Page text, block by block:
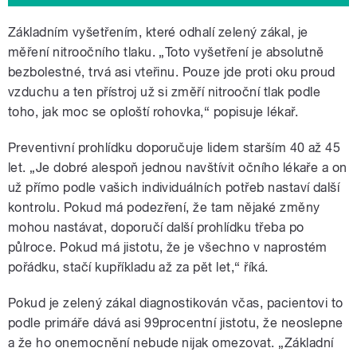
Základním vyšetřením, které odhalí zelený zákal, je
měření nitroočního tlaku. „Toto vyšetření je absolutně
bezbolestné, trvá asi vteřinu. Pouze jde proti oku proud
vzduchu a ten přístroj už si změří nitrooční tlak podle
toho, jak moc se oploští rohovka,“ popisuje lékař.
Preventivní prohlídku doporučuje lidem starším 40 až 45
let. „Je dobré alespoň jednou navštívit očního lékaře a on
už přímo podle vašich individuálních potřeb nastaví další
kontrolu. Pokud má podezření, že tam nějaké změny
mohou nastávat, doporučí další prohlídku třeba po
půlroce. Pokud má jistotu, že je všechno v naprostém
pořádku, stačí kupříkladu až za pět let,“ říká.
Pokud je zelený zákal diagnostikován včas, pacientovi to
podle primáře dává asi 99procentní jistotu, že neoslepne
a že ho onemocnění nebude nijak omezovat. „Základní